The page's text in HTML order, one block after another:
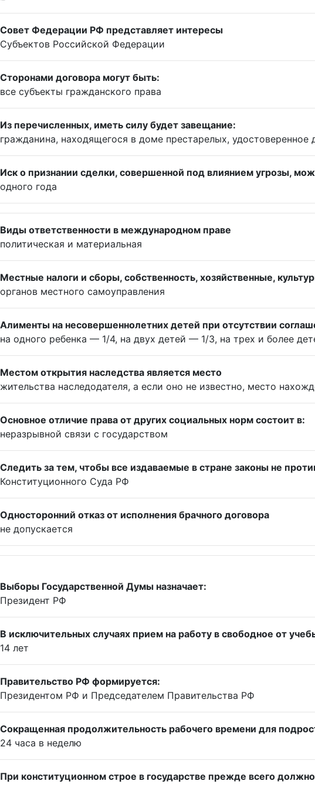
Совет Федерации РФ представляет интересы
Субъектов Российской Федерации
Сторонами договора могут быть:
все субъекты гражданского права
Из перечисленных, иметь силу будет завещание:
гражданина, находящегося в доме престарелых,
Иск о признании сделки, совершенной под влиянием угрозы,
одного года
Виды ответственности в международном праве
политическая и материальная
Местные налоги и сборы, собственность, хозяйственные,
органов местного самоуправления
Алименты на несовершеннолетних детей при отсутствии
на одного ребенка — 1/4, на двух детей — 1/3, на трех и более
Местом открытия наследства является место
жительства наследодателя, а если оно не известно, место
Основное отличие права от других социальных норм состоит в:
неразрывной связи с государством
Следить за тем, чтобы все издаваемые в стране законы не
Конституционного Суда РФ
Односторонний отказ от исполнения брачного договора
не допускается
Выборы Государственной Думы назначает:
Президент РФ
В исключительных случаях прием на работу в свободное от
14 лет
Правительство РФ формируется:
Президентом РФ и Председателем Правительства РФ
Сокращенная продолжительность рабочего времени для
24 часа в неделю
При конституционном строе в государстве прежде всего